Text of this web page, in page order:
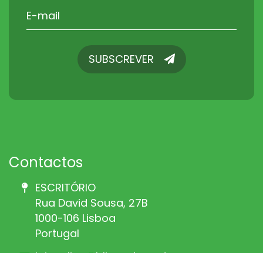
SUBSCREVERSUBSCREVER
Contactos
ESCRITÓRIO
Rua David Sousa, 27B
1000-106 Lisboa
Portugal